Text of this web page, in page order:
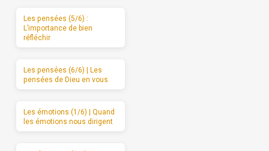
Les pensées (5/6) :
L’importance de bien
réfléchir
Les pensées (6/6) | Les
pensées de Dieu en vous
Les émotions (1/6) | Quand
les émotions nous dirigent